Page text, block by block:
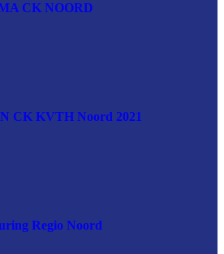
CK NOORD
CK KVTH Noord 2021
Regio Noord